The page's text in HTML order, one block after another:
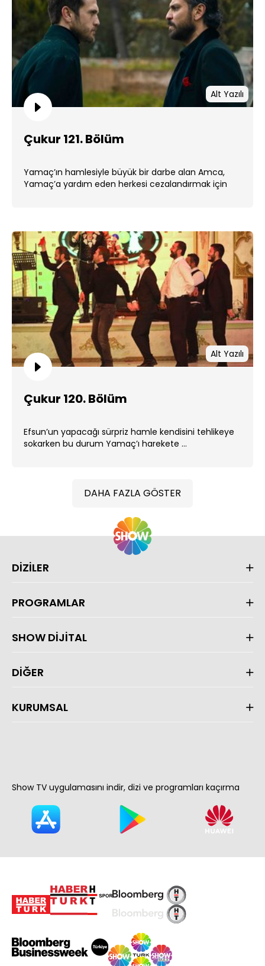
Alt Yazılı
Çukur 121. Bölüm
Yamaç’ın hamlesiyle büyük bir darbe alan Amca,
Yamaç’a yardım eden herkesi cezalandırmak için
Alt Yazılı
Çukur 120. Bölüm
Efsun’un yapacağı sürpriz hamle kendisini tehlikeye
sokarken bu durum Yamaç’ı harekete ...
DAHA FAZLA GÖSTER
DİZİLER
PROGRAMLAR
SHOW DİJİTAL
DİĞER
KURUMSAL
Show TV uygulamasını indir, dizi ve programları kaçırma